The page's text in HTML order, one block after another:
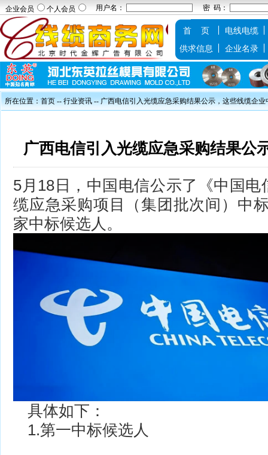
企业会员 个人会员 用户名： 密 码：
首 页
电线电缆
供求信息
企业名录
所在位置：首页 --行业资讯-- 广西电信引入光缆应急采购结果公示，这些线缆企业
广西电信引入光缆应急采购结果公
5月18日，中国电信公示了《中国
缆应急采购项目（集团批次间）中
家中标候选人。
具体如下：
1.第一中标候选人